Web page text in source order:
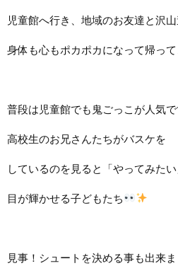
児童館へ行き、地域のお友達と沢
身体も心もポカポカになって帰っ
普段は児童館でも鬼ごっこが人気で
高校生のお兄さんたちがバスケを
しているのを見ると「やってみたい
目が輝かせる子どもたち
見事！シュートを決める事も出来ま